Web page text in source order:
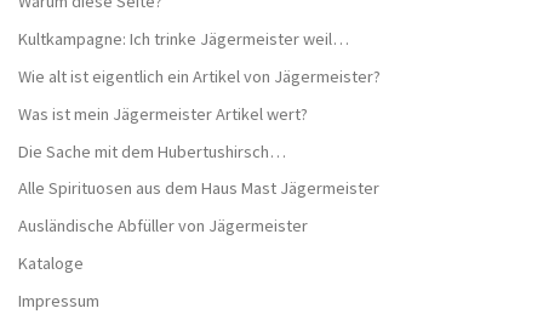
Kultkampagne: Ich trinke Jägermeister weil…
Wie alt ist eigentlich ein Artikel von Jägermeister?
Was ist mein Jägermeister Artikel wert?
Die Sache mit dem Hubertushirsch…
Alle Spirituosen aus dem Haus Mast Jägermeister
Ausländische Abfüller von Jägermeister
Kataloge
Impressum